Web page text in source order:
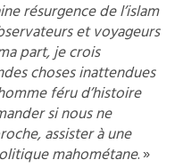
résurgence de l’islam
et voyageurs
part, je crois
choses inattendues
féru d’histoire
si nous ne
assister à une
mahométane. »